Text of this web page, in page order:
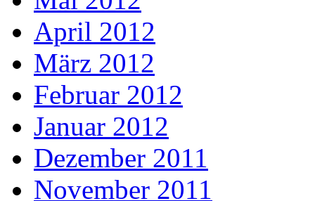
April 2012
März 2012
Februar 2012
Januar 2012
Dezember 2011
November 2011